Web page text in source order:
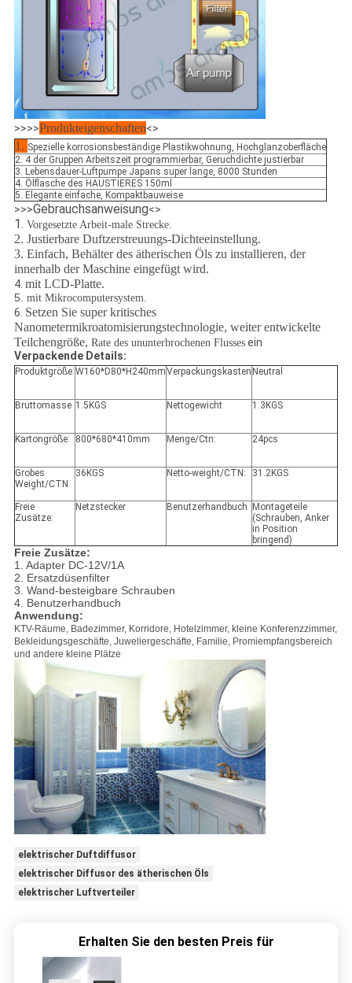
>>>>Produkteigenschaften<>
1. Spezielle korrosionsbeständige Plastikwohnung, Hochglanzoberfläche
2. 4 der Gruppen Arbeitszeit programmierbar, Geruchdichte justierbar
3. Lebensdauer-Luftpumpe Japans super lange, 8000 Stunden
4. Ölflasche des HAUSTIERES 150ml
5. Elegante einfache, Kompaktbauweise
>>>Gebrauchsanweisung<>
1. Vorgesetzte Arbeit-male Strecke.
2. Justierbare Duftzerstreuungs-Dichteeinstellung.
3. Einfach, Behälter des ätherischen Öls zu installieren, der
innerhalb der Maschine eingefügt wird.
4. mit LCD-Platte.
5. mit Mikrocomputersystem.
6. Setzen Sie super kritisches
Nanometermikroatomisierungstechnologie, weiter entwickelte
Teilchengröße, Rate des ununterbrochenen Flussesein
Verpackende Details:
Produktgröße:W160*D80*H240mmVerpackungskasten Neutral
Bruttomasse 1.5KGS Nettogewicht 1.3KGS
Kartongröße: 800*680*410mm Menge/Ctn: 24pcs
Grobes
Weight/CTN
36KGS Netto-weight/CTN: 31.2KGS
Freie
Zusätze:
Netzstecker Benutzerhandbuch
Montageteile
(Schrauben, Anker
in Position
bringend)
Freie Zusätze:
1. Adapter DC-12V/1A
2. Ersatzdüsenfilter
3. Wand-besteigbare Schrauben
4. Benutzerhandbuch
Anwendung:
KTV-Räume, Badezimmer, Korridore, Hotelzimmer, kleine Konferenzzimmer,
Bekleidungsgeschäfte, Juweliergeschäfte, Familie, Promiempfangsbereich
und andere kleine Plätze
elektrischer Duftdiffusor
elektrischer Diffusor des ätherischen Öls
elektrischer Luftverteiler
Erhalten Sie den besten Preis für